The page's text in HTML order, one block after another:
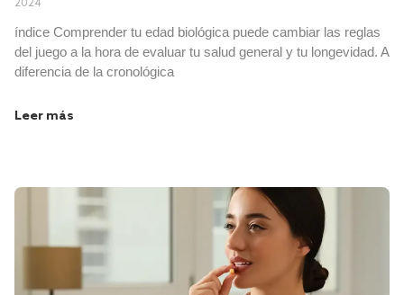
2024
índice Comprender tu edad biológica puede cambiar las reglas
del juego a la hora de evaluar tu salud general y tu longevidad. A
diferencia de la cronológica
Leer más